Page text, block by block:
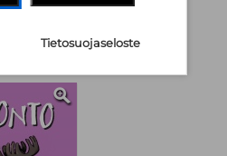
Tietosuojaseloste